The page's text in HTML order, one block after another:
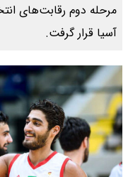
آسیا قرار گرفت.